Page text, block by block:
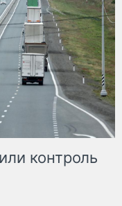
контроль